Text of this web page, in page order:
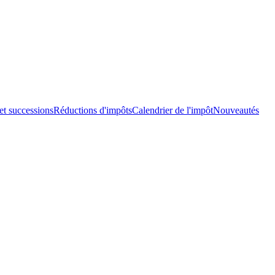
successionsRéductions d'impôtsCalendrier de l'impôtNouveautés